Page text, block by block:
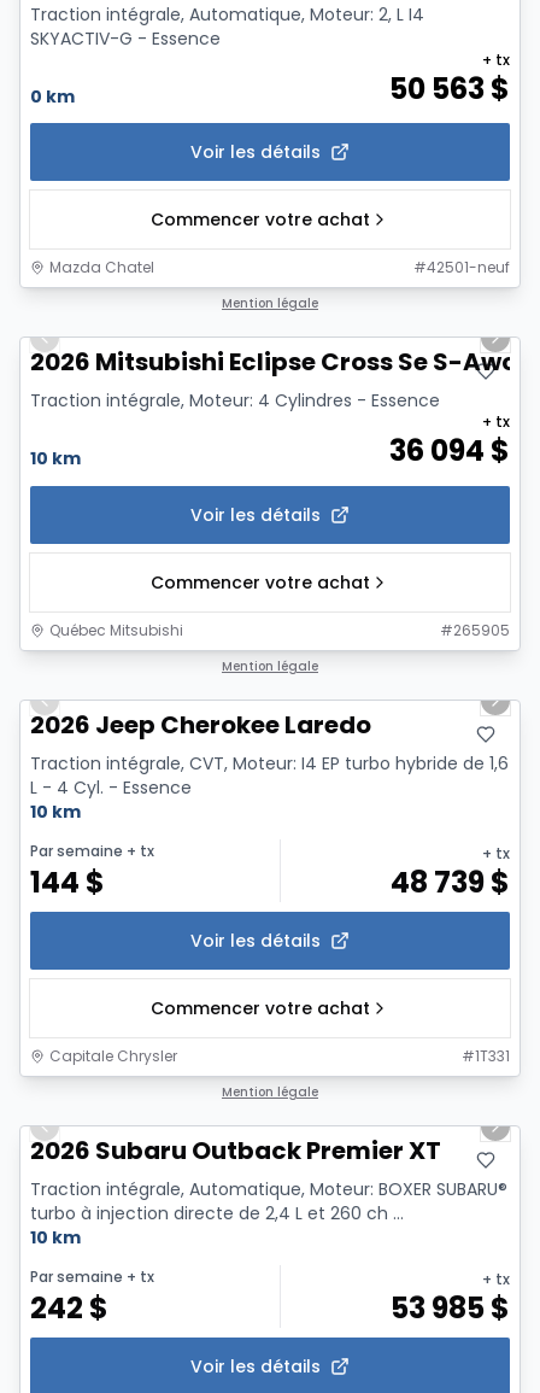
Traction intégrale, Automatique, Moteur: 2, L I4
SKYACTIV-G - Essence
0 km 50 563$
+ tx
Voir les détails
Commencer votre achat
Mazda Chatel #42501-neuf
Mention légale
Previous slide
Next
2026 Mitsubishi Eclipse Cross Se S-Awc
Traction intégrale, Moteur: 4 Cylindres - Essence
10 km 36 094 $
+ tx
Voir les détails
Commencer votre achat
Québec Mitsubishi #265905
Mention légale
Previous slide
Next
2026 Jeep Cherokee Laredo
Traction intégrale, CVT, Moteur: I4 EP turbo hybride de 1,6
L - 4 Cyl. - Essence
10 km
Par semaine + tx
144 $
+ tx
48 739$
Voir les détails
Commencer votre achat
Capitale Chrysler #1T331
Mention légale
Previous slide
Next
2026 Subaru Outback Premier XT
Traction intégrale, Automatique, Moteur: BOXER SUBARU®
turbo à injection directe de 2,4 L et 260 ch ...
10 km
Par semaine + tx
242 $
+ tx
53 985$
Voir les détails